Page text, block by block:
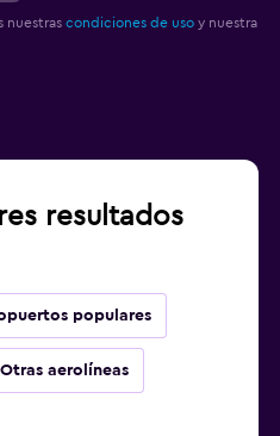
nuestras condiciones de uso y nuestra
resultados
populares
Otras aerolíneas